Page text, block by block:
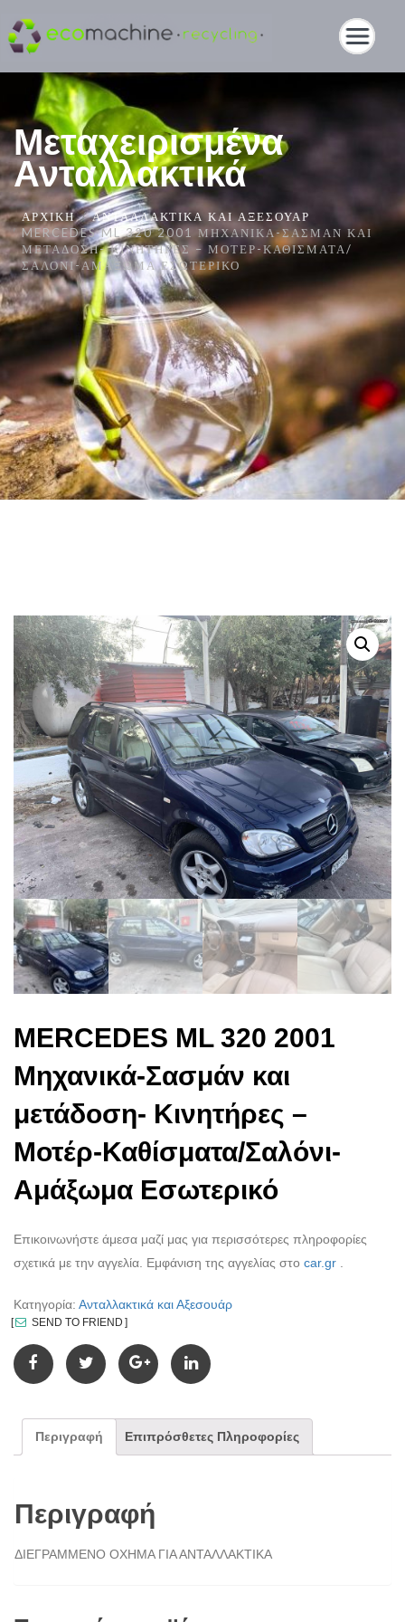
Μεταχειρισμένα
Ανταλλακτικά
ΑΡΧΙΚΉ
ΑΝΤΑΛΛΑΚΤΙΚΆ ΚΑΙ ΑΞΕΣΟΥΆΡ
MERCEDES ML 320 2001 ΜΗΧΑΝΙΚΆ-ΣΑΣΜΆΝ ΚΑΙ
ΜΕΤΆΔΟΣΗ- ΚΙΝΗΤΉΡΕΣ – ΜΟΤΈΡ-ΚΑΘΊΣΜΑΤΑ/
ΣΑΛΌΝΙ-ΑΜΆΞΩΜΑ ΕΣΩΤΕΡΙΚΌ
MERCEDES ML 320 2001
Μηχανικά-Σασμάν και
μετάδοση- Κινητήρες –
Μοτέρ-Καθίσματα/Σαλόνι-
Αμάξωμα Εσωτερικό
Επικοινωνήστε άμεσα μαζί μας για περισσότερες πληροφορίες
σχετικά με την αγγελία. Εμφάνιση της αγγελίας στο car.gr
Κατηγορία: Ανταλλακτικά και Αξεσουάρ
SEND TO FRIEND
Περιγραφή Επιπρόσθετες Πληροφορίες
Περιγραφή
ΔΙΕΓΡΑΜΜΕΝΟ ΟΧΗΜΑ ΓΙΑ ΑΝΤΑΛΛΑΚΤΙΚΑ